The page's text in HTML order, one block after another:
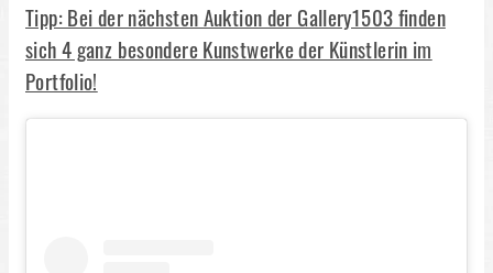
Tipp: Bei der nächsten Auktion der Gallery1503 finden
sich 4 ganz besondere Kunstwerke der Künstlerin im
Portfolio!